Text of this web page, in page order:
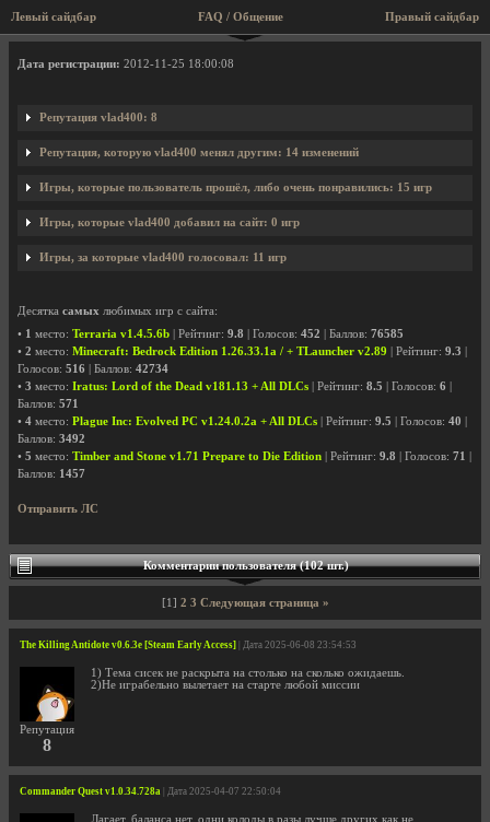
Левый сайдбар Правый сайдбар
FAQ / Общение
Профиль пользователя vlad400
Дата регистрации: 2012-11-25 18:00:08
Репутация vlad400: 8
Репутация, которую vlad400 менял другим: 14 изменений
Игры, которые пользователь прошёл, либо очень понравились: 15 игр
Игры, которые vlad400 добавил на сайт: 0 игр
Игры, за которые vlad400 голосовал: 11 игр
Десятка самых любимых игр с сайта:
• 1 место: Terraria v1.4.5.6b | Рейтинг: 9.8 | Голосов: 452 | Баллов: 76585
• 2 место: Minecraft: Bedrock Edition 1.26.33.1a / + TLauncher v2.89 | Рейтинг: 9.3
Голосов: 516 | Баллов: 42734
• 3 место: Iratus: Lord of the Dead v181.13 + All DLCs | Рейтинг: 8.5 | Голосов: 6
Баллов: 571
• 4 место: Plague Inc: Evolved PC v1.24.0.2a + All DLCs | Рейтинг: 9.5 | Голосов: 40
Баллов: 3492
• 5 место: Timber and Stone v1.71 Prepare to Die Edition | Рейтинг: 9.8 | Голосов: 71
Баллов: 1457
Отправить ЛС
Комментарии пользователя (102 шт.)
[1] 2 3 Следующая страница »
The Killing Antidote v0.6.3e [Steam Early Access] | Дата 2025-06-08 23:54:53
Репутация
8
1) Тема сисек не раскрыта на столько на сколько ожидаешь.
2)Не играбельно вылетает на старте любой миссии
Commander Quest v1.0.34.728a | Дата 2025-04-07 22:50:04
Лагает, баланса нет, одни колоды в разы лучше других как не